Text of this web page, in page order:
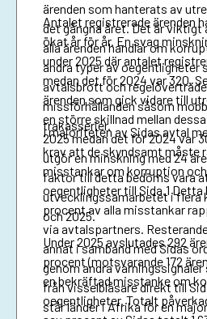
ärenden som hanterats av
det gångna året. Det är
alla ärenden handlar om
andra typer av oegentligheter
avtalsbrott och
missförhållanden såsom
trakasserier.
Antalet registrerade ärenden
ökat år för år. En svag
under 2025 där antalet
medan det för 2024 var 320.
ärenden som gick vidare till
en större skillnad mellan
2025 medan det för 2024 var
utgör en minskning med 24
faktor till detta bedöms vara
utvecklingssamarbetet i flera
och 2025.
I majoriteten av Sidas avtal
krav att de skyndsamt måste
misstankar om korruption och
oegentligheter till Sida.1
procent av alla misstankar
via avtalspartners.
annat i samband med Sidas
genom andra
från visselblåsare direkt till
står länder i Afrika för en
Under 2025 avslutades 292
procent (motsvarande 172
en bekräftad misstanke om
oegentligheter. Totalt